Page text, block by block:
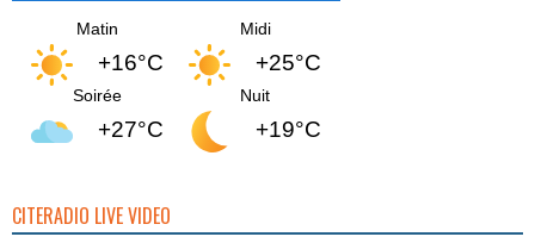
Matin
+16°C
Midi
+25°C
Soirée
+27°C
Nuit
+19°C
CITERADIO LIVE VIDEO